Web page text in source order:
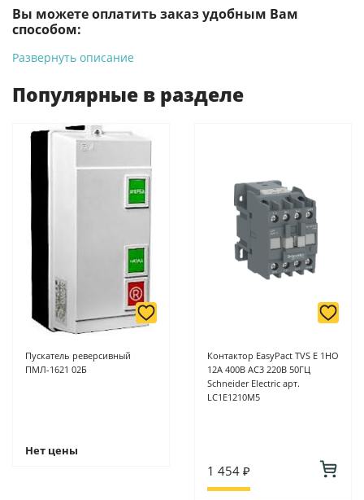
Вы можете оплатить заказ удобным Вам
способом:
-Банковской картой на сайте ProffЭлектро. Данный вид
магазинах ProffЭлектро по адресу Геленджикский проспект,
6/2 (база КПП)или по адресу ул. Новороссийская 161И.
Для юридических лиц: переводом на расчетный счет при
онлайн оплате заказа на сайте.
Подробнее о способах оплаты можно узнать здесь - "Оплата"
Развернуть описание
Популярные в разделе
Пускатель реверсивный
ПМЛ-1621 02Б
Нет цены
Контактор EasyPact TVS E 1НО
12А 400В AC3 220В 50ГЦ
Schneider Electric арт.
LC1E1210М5
1 454 ₽